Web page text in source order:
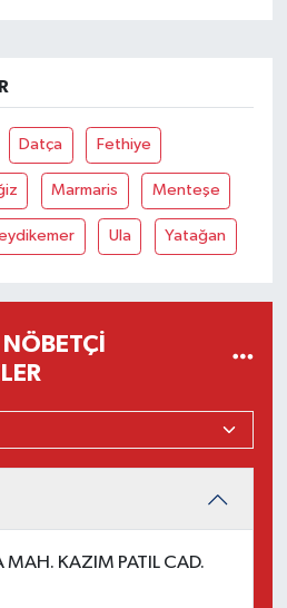
Datça Fethiye
Marmaris Menteşe
Ula Yatağan
KAZIM PATIL CAD.